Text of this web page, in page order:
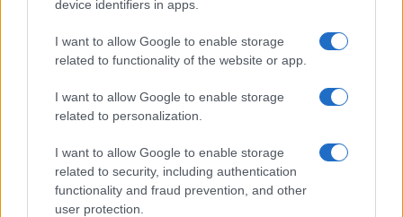
device identifiers in apps.
I want to allow Google to enable storage
related to functionality of the website or app.
I want to allow Google to enable storage
related to personalization.
I want to allow Google to enable storage
related to security, including authentication
functionality and fraud prevention, and other
user protection.